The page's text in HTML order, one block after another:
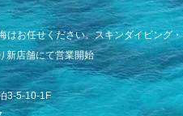
はお任せください。スキンダイビング
新店舗にて営業開始
3-5-10-1F